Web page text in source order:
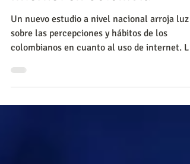
diversos elementos para
comprender cómo se
Internet en Colombia
Un nuevo estudio a nivel nacional arroja luz
sobre las percepciones y hábitos de los